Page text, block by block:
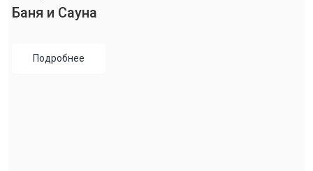
Баня и Сауна
Подробнее